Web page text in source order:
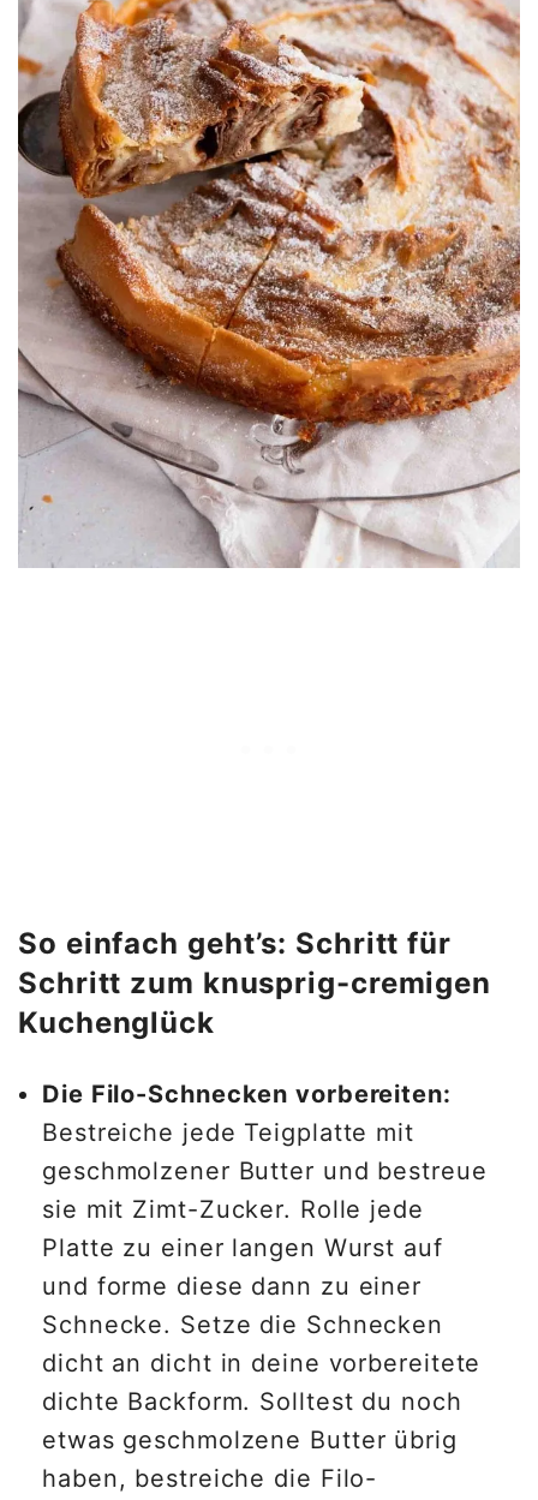
So einfach geht’s: Schritt für
Schritt zum knusprig-cremigen
Kuchenglück
Die Filo-Schnecken vorbereiten:
Bestreiche jede Teigplatte mit
geschmolzener Butter und bestreue
sie mit Zimt-Zucker. Rolle jede
Platte zu einer langen Wurst auf
und forme diese dann zu einer
Schnecke. Setze die Schnecken
dicht an dicht in deine vorbereitete
dichte Backform. Solltest du noch
etwas geschmolzene Butter übrig
haben, bestreiche die Filo-